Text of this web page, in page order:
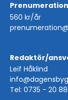
Prenumeration
560 kr/år
Redaktör/
Leif Håklind
Tel: 0735 - 20